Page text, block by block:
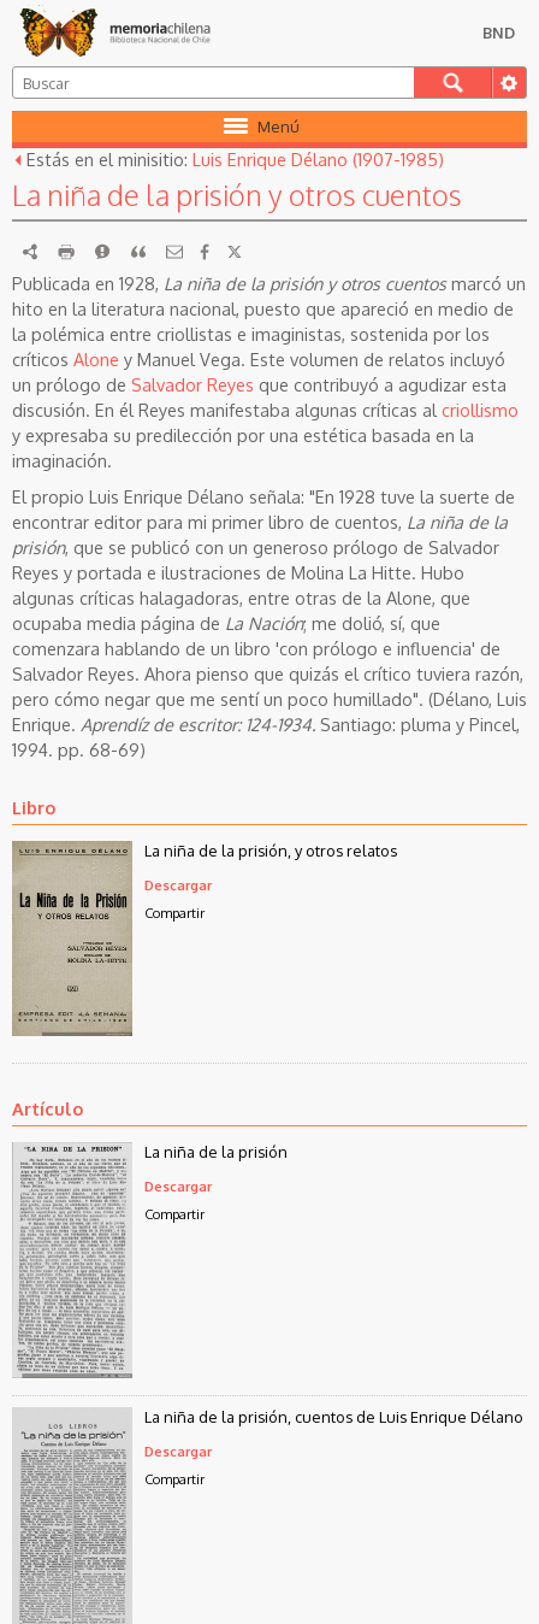
BND
Menú
Estás en el minisitio: Luis Enrique Délano (1907-1985)
La niña de la prisión y otros cuentos
RDF imprimirReportarCitar
Publicada en 1928, La niña de la prisión y otros cuentosmarcó un
hito en la literatura nacional, puesto que apareció en medio de
la polémica entre criollistas e imaginistas, sostenida por los
críticos Alone y Manuel Vega. Este volumen de relatos incluyó
un prólogo de Salvador Reyes que contribuyó a agudizar esta
discusión. En él Reyes manifestaba algunas críticas al criollismo
y expresaba su predilección por una estética basada en la
imaginación.
El propio Luis Enrique Délano señala: "En 1928 tuve la suerte de
encontrar editor para mi primer libro de cuentos, La niña de la
prisión, que se publicó con un generoso prólogo de Salvador
Reyes y portada e ilustraciones de Molina La Hitte. Hubo
algunas críticas halagadoras, entre otras de la Alone, que
ocupaba media página de La Nación; me dolió, sí, que
comenzara hablando de un libro 'con prólogo e influencia' de
Salvador Reyes. Ahora pienso que quizás el crítico tuviera razón,
pero cómo negar que me sentí un poco humillado". (Délano, Luis
Enrique. Aprendíz de escritor: 124-1934. Santiago: pluma y Pincel,
1994. pp. 68-69)
Libro
La niña de la prisión, y otros relatos
Descargar
Compartir
Artículo
La niña de la prisión
Descargar
Compartir
La niña de la prisión, cuentos de Luis Enrique Délano
Descargar
Compartir